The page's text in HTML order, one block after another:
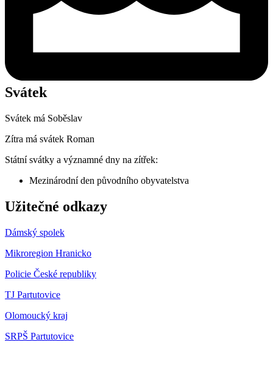
Svátek
Svátek má Soběslav
Zítra má svátek Roman
Státní svátky a významné dny na zítřek:
Mezinárodní den původního obyvatelstva
Užitečné odkazy
Dámský spolek
Mikroregion Hranicko
Policie České republiky
TJ Partutovice
Olomoucký kraj
SRPŠ Partutovice